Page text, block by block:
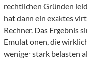
rechtlichen Gründen
hat dann ein exaktes
Rechner. Das Ergebnis
Emulationen, die
weniger stark belasten